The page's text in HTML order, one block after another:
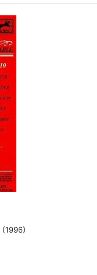
(1996)